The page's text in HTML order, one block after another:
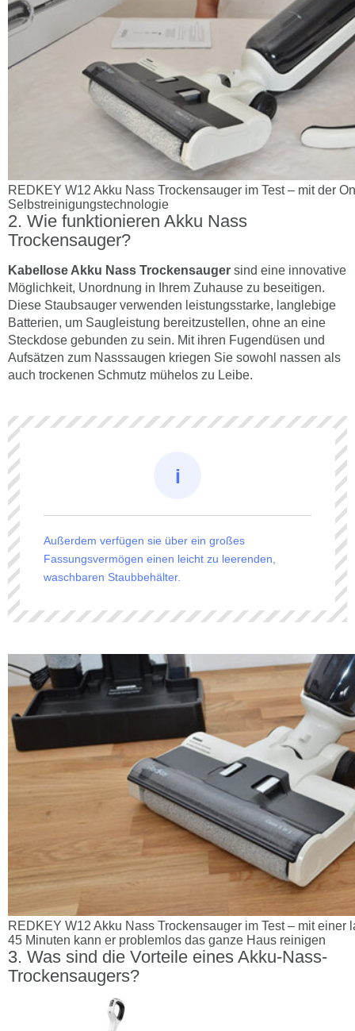
REDKEY W12 Akku Nass Trockensauger im Test – mit der
Selbstreinigungstechnologie
Wie funktionieren Akku Nass
Trockensauger?
Kabellose Akku Nass Trockensauger sind eine innovative
Möglichkeit, Unordnung in Ihrem Zuhause zu beseitigen.
Diese Staubsauger verwenden leistungsstarke, langlebige
Batterien, um Saugleistung bereitzustellen, ohne an eine
Steckdose gebunden zu sein. Mit ihren Fugendüsen und
Aufsätzen zum Nasssaugen kriegen Sie sowohl nassen als
auch trockenen Schmutz mühelos zu Leibe.
Außerdem verfügen sie über ein großes
Fassungsvermögen einen leicht zu leerenden,
waschbaren Staubbehälter.
REDKEY W12 Akku Nass Trockensauger im Test – mit einer
45 Minuten kann er problemlos das ganze Haus reinigen
Was sind die Vorteile eines Akku-Nass-
Trockensaugers?